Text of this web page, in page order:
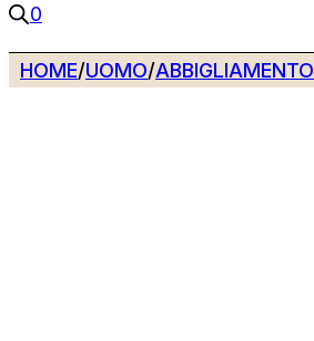
0
HOME/UOMO/ABBIGLIAMENTO